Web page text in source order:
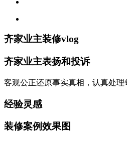
齐家业主装修vlog
齐家业主表扬和投诉
客观公正还原事实真相，认真处
经验灵感
装修案例效果图